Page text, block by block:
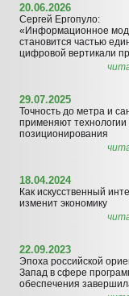
20.06.2026
Сергей Ергопуло:
«Информационное
становится частью
цифровой вертикали
29.07.2025
Точность до метра и
применяют технологии
позиционирования
18.04.2024
Как искусственный
изменит экономику
22.09.2023
Эпоха российской
Запад в сфере
обеспечения